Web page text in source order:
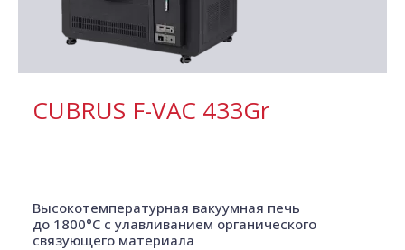
CUBRUS F-VAC 433Gr
Высокотемпературная вакуумная печь
до 1800°C с улавливанием органического
связующего материала